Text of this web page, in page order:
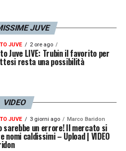
JUVE
JUVE 2 ore ago
Juve LIVE: Trubin il favorito per
resta una possibilità
VIDEO
JUVE 3 giorni ago Marco Baridon
sarebbe un errore! Il mercato si
nomi caldissimi – Upload | VIDEO